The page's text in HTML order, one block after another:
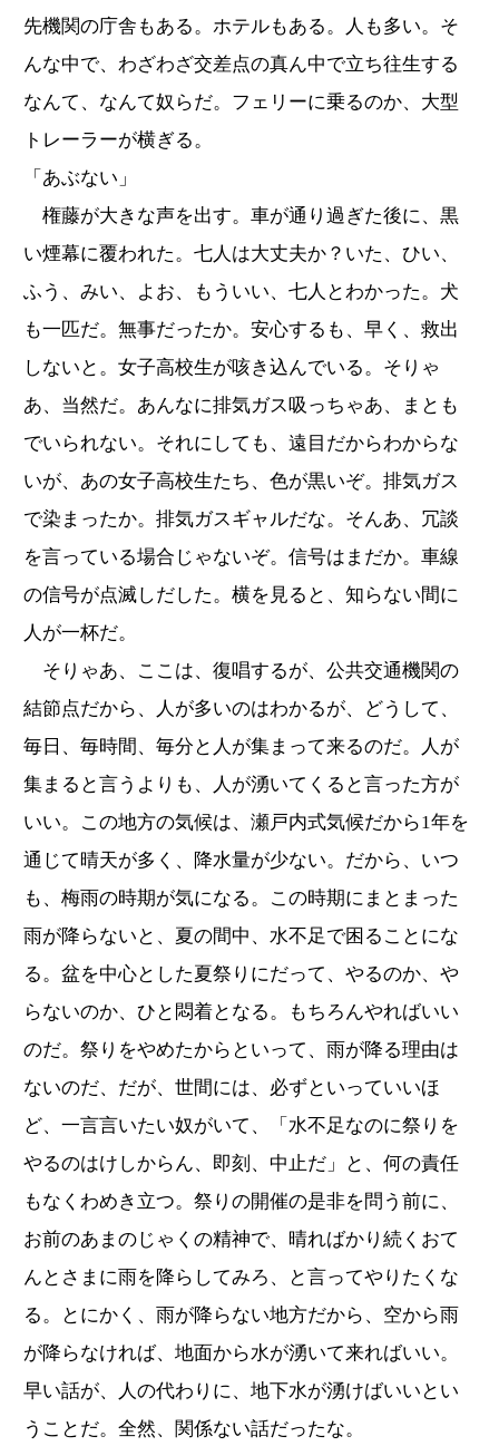
先機関の庁舎もある。ホテルもある。人も多い。そ
んな中で、わざわざ交差点の真ん中で立ち往生する
なんて、なんて奴らだ。フェリーに乗るのか、大型
トレーラーが横ぎる。
「あぶない」
権藤が大きな声を出す。車が通り過ぎた後に、黒
い煙幕に覆われた。七人は大丈夫か？いた、ひい、
ふう、みい、よお、もういい、七人とわかった。犬
も一匹だ。無事だったか。安心するも、早く、救出
しないと。女子高校生が咳き込んでいる。そりゃ
あ、当然だ。あんなに排気ガス吸っちゃあ、まとも
でいられない。それにしても、遠目だからわからな
いが、あの女子高校生たち、色が黒いぞ。排気ガス
で染まったか。排気ガスギャルだな。そんあ、冗談
を言っている場合じゃないぞ。信号はまだか。車線
の信号が点滅しだした。横を見ると、知らない間に
人が一杯だ。
そりゃあ、ここは、復唱するが、公共交通機関の
結節点だから、人が多いのはわかるが、どうして、
毎日、毎時間、毎分と人が集まって来るのだ。人が
集まると言うよりも、人が湧いてくると言った方が
いい。この地方の気候は、瀬戸内式気候だから1年を
通じて晴天が多く、降水量が少ない。だから、いつ
も、梅雨の時期が気になる。この時期にまとまった
雨が降らないと、夏の間中、水不足で困ることにな
る。盆を中心とした夏祭りにだって、やるのか、や
らないのか、ひと悶着となる。もちろんやればいい
のだ。祭りをやめたからといって、雨が降る理由は
ないのだ、だが、世間には、必ずといっていいほ
ど、一言言いたい奴がいて、「水不足なのに祭りを
やるのはけしからん、即刻、中止だ」と、何の責任
もなくわめき立つ。祭りの開催の是非を問う前に、
お前のあまのじゃくの精神で、晴ればかり続くおて
んとさまに雨を降らしてみろ、と言ってやりたくな
る。とにかく、雨が降らない地方だから、空から雨
が降らなければ、地面から水が湧いて来ればいい。
早い話が、人の代わりに、地下水が湧けばいいとい
うことだ。全然、関係ない話だったな。